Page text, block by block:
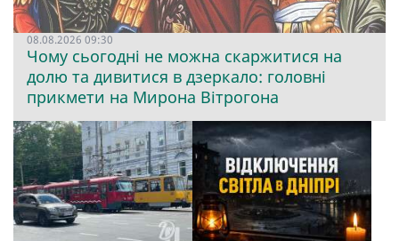
08.08.2026 09:30
Чому сьогодні не можна скаржитися на
долю та дивитися в дзеркало: головні
прикмети на Мирона Вітрогона